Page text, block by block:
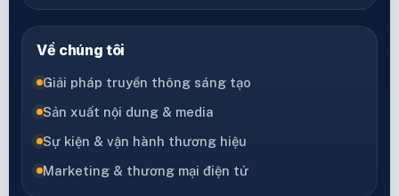
Về chúng tôi
Giải pháp truyền thông sáng tạo
Sản xuất nội dung & media
Sự kiện & vận hành thương hiệu
Marketing & thương mại điện tử